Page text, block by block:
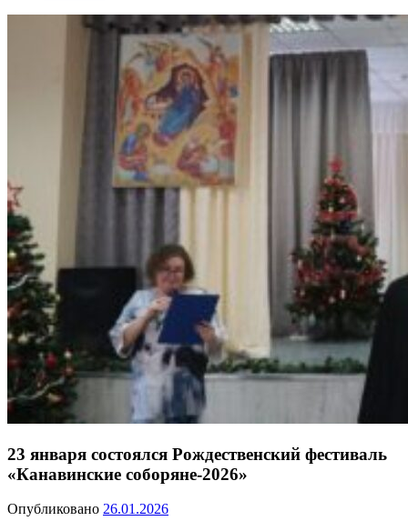
23 января состоялся Рождественский фестиваль
«Канавинские соборяне-2026»
Опубликовано 26.01.2026